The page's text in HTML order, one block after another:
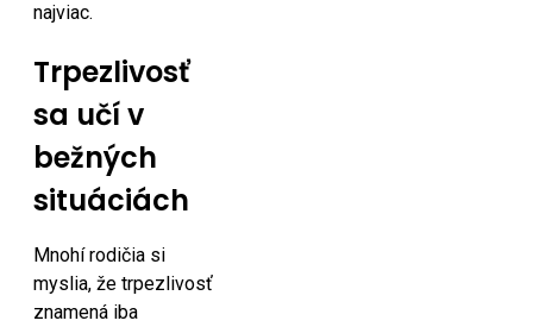
najviac.
Trpezlivosť
sa učí v
bežných
situáciách
Mnohí rodičia si
myslia, že trpezlivosť
znamená iba